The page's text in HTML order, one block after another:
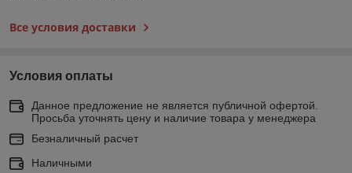
Все условия доставки
Условия оплаты
Данное предложение не является публичной офертой.
Просьба уточнять цену и наличие товара у менеджера
Безналичный расчет
Наличными